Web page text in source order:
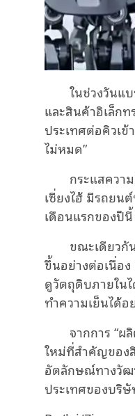
ในช่วงวันแ
และสินค้าอิเล็ก
ประเทศต่อคิวเ
ไม่หมด”
กระแสควา
เซี่ยงไฮ้ มีรถยน
เดือนแรกของปี
ขณะเดียวกั
ขึ้นอย่างต่อเนื่อ
ดูวัตถุดิบภายใน
ทำความเย็นได้
จากการ “
ใหม่ที่สำคัญของ
อัตลักษณ์ทางวัฒ
ประเทศของบริ